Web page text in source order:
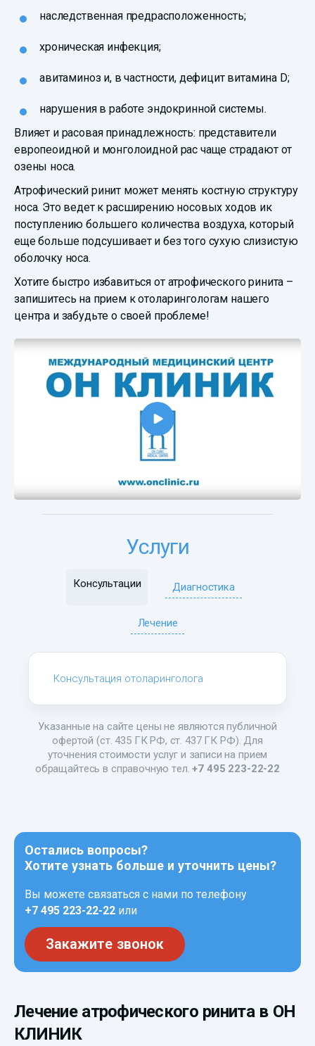
наследственная предрасположенность;
хроническая инфекция;
авитаминоз и, в частности, дефицит витамина D;
нарушения в работе эндокринной системы.
Влияет и расовая принадлежность: представители
европеоидной и монголоидной рас чаще страдают от
озены носа.
Атрофический ринит может менять костную структуру
носа. Это ведет к расширению носовых ходов ик
поступлению большего количества воздуха, который
еще больше подсушивает и без того сухую слизистую
оболочку носа.
Хотите быстро избавиться от атрофического ринита –
запишитесь на прием к отоларингологам нашего
центра и забудьте о своей проблеме!
Услуги
Консультации Диагностика
Лечение
Консультация отоларинголога
Указанные на сайте цены не являются публичной
офертой (ст. 435 ГК РФ, ст. 437 ГК РФ). Для
уточнения стоимости услуг и записи на прием
обращайтесь в справочную тел.+7 495 223-22-22
Остались вопросы?
Хотите узнать больше и уточнить цены?
Вы можете связаться с нами по телефону
+7 495 223-22-22 или
Закажите звонок
Лечение атрофического ринита в ОН
КЛИНИК